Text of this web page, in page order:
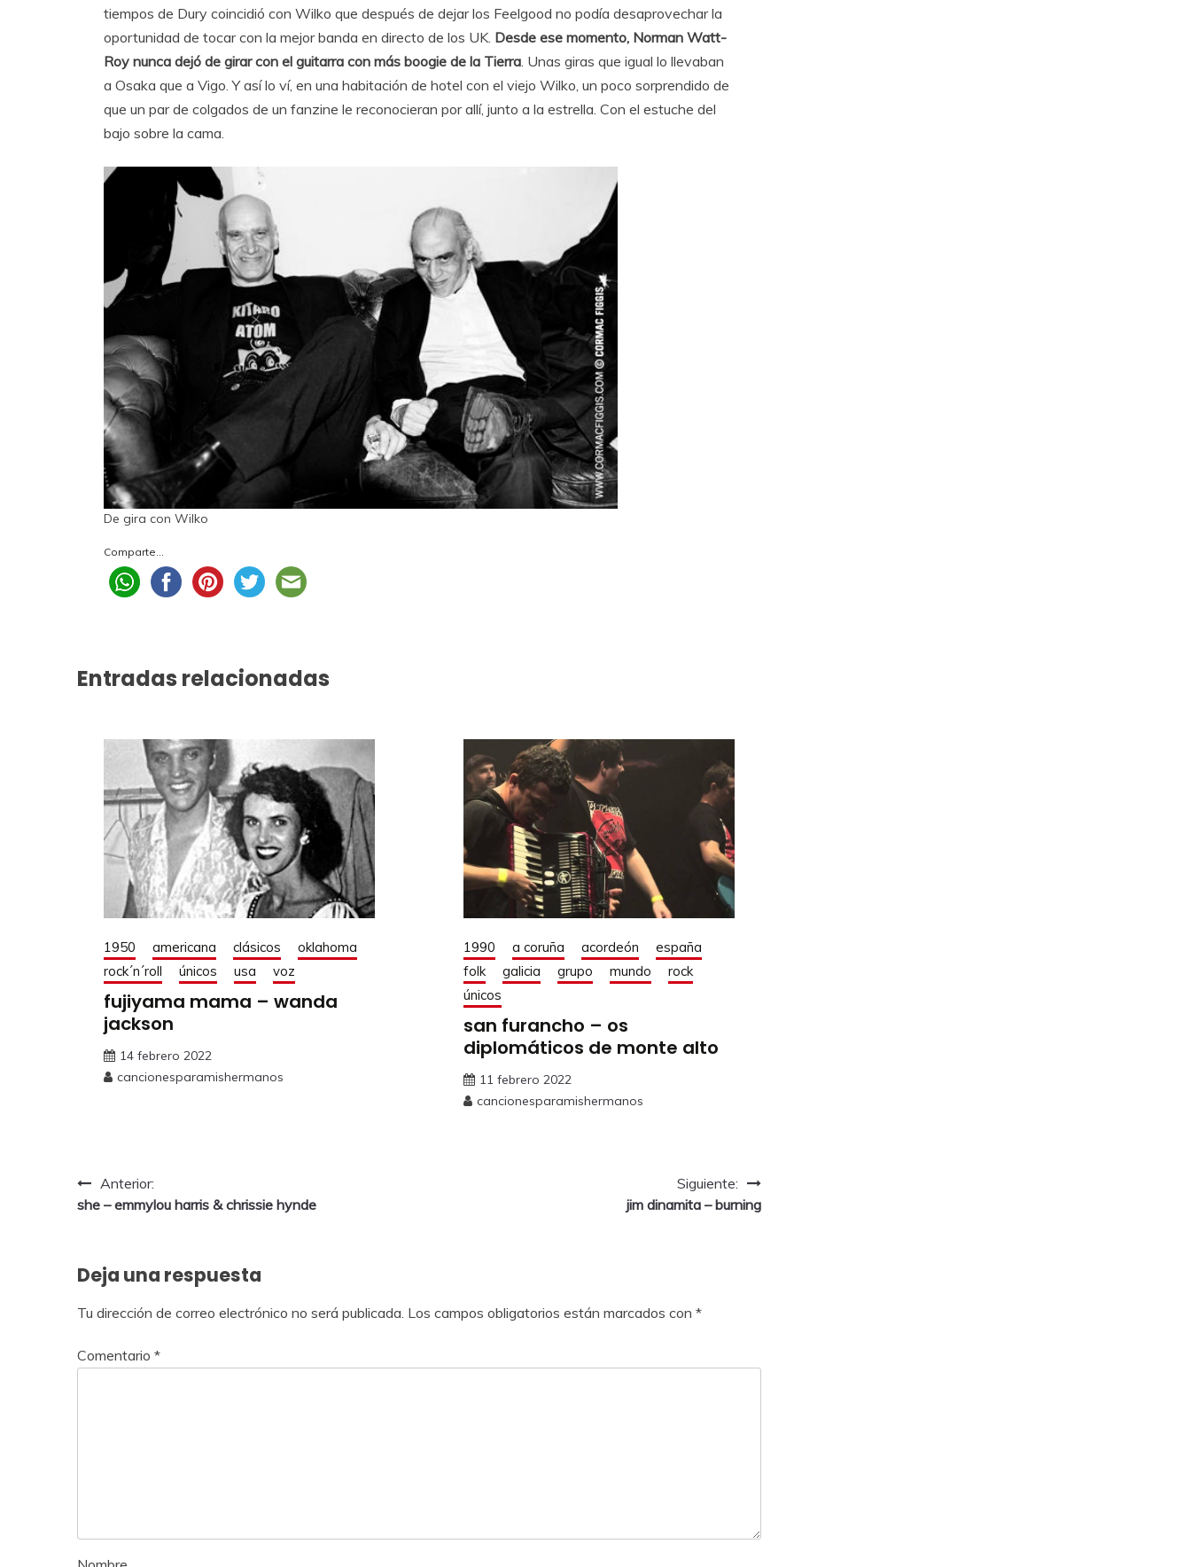
tiempos de Dury coincidió con Wilko que después de dejar los Feelgood no podía desaprovechar la
oportunidad de tocar con la mejor banda en directo de los UK. Desde ese momento, Norman Watt-
Roy nunca dejó de girar con el guitarra con más boogie de la Tierra. Unas giras que igual lo llevaban
a Osaka que a Vigo. Y así lo ví, en una habitación de hotel con el viejo Wilko, un poco sorprendido de
que un par de colgados de un fanzine le reconocieran por allí, junto a la estrella. Con el estuche del
bajo sobre la cama.
De gira con Wilko
Comparte...
Entradas relacionadas
1950 americana clásicos
oklahoma
rock´n´roll
únicos usa voz
fujiyama mama – wanda
jackson
14 febrero 2022
cancionesparamishermanos
1990 a coruña acordeón
españa
folk
galicia grupo mundo
rock
únicos
san furancho – os
diplomáticos de monte alto
11 febrero 2022
cancionesparamishermanos
Anterior:
she – emmylou harris & chrissie hynde
Siguiente:
jim dinamita – burning
Deja una respuesta
Tu dirección de correo electrónico no será publicada. Los campos obligatorios están marcados con *
Comentario *